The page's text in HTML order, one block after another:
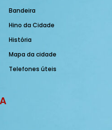
Bandeira
Hino da Cidade
História
Mapa da cidade
Telefones úteis